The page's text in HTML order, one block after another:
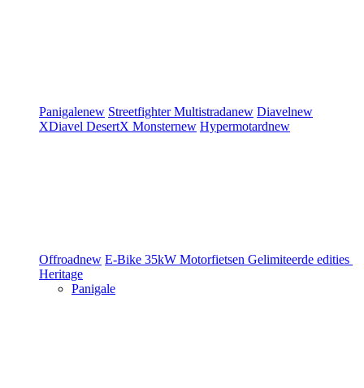
Panigalenew StreetfighterMultistradanew Diavelnew
XDiavel DesertX Monsternew Hypermotardnew
Offroadnew E-Bike 35kW Motorfietsen Gelimiteerde edities
Heritage
Panigale